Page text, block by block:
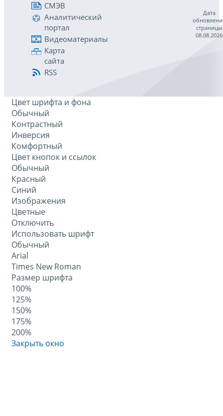
СМЭВ
Аналитический
портал
Видеоматериалы
Карта
сайта
RSS
Дата
страницы
08.08.2026
Цвет шрифта и фона
Обычный
Контрастный
Инверсия
Комфортный
Цвет кнопок и ссылок
Обычный
Красный
Синий
Изображения
Цветные
Отключить
Использовать шрифт
Обычный
Arial
Times New Roman
Размер шрифта
100%
125%
150%
175%
200%
Закрыть окно